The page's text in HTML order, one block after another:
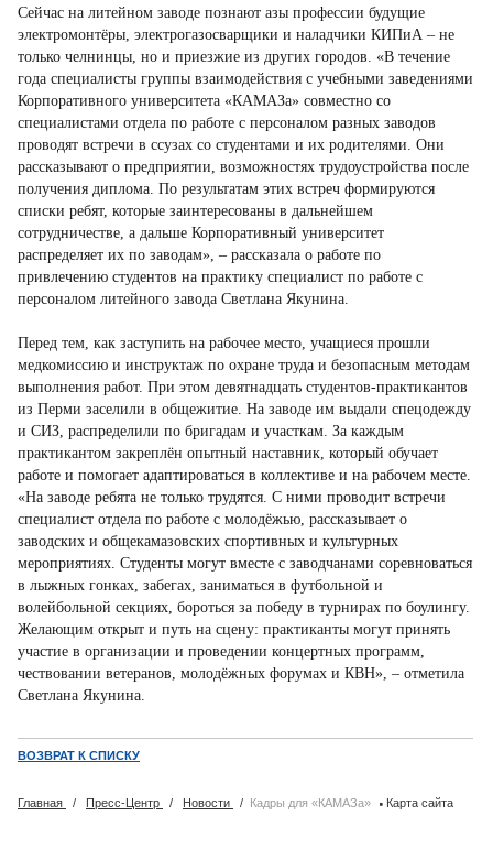
Сейчас на литейном заводе познают азы профессии будущие
электромонтёры, электрогазосварщики и наладчики КИПиА – не
только челнинцы, но и приезжие из других городов. «В течение
года специалисты группы взаимодействия с учебными заведениями
Корпоративного университета «КАМАЗа» совместно со
специалистами отдела по работе с персоналом разных заводов
проводят встречи в ссузах со студентами и их родителями. Они
рассказывают о предприятии, возможностях трудоустройства после
получения диплома. По результатам этих встреч формируются
списки ребят, которые заинтересованы в дальнейшем
сотрудничестве, а дальше Корпоративный университет
распределяет их по заводам», – рассказала о работе по
привлечению студентов на практику специалист по работе с
персоналом литейного завода Светлана Якунина.
Перед тем, как заступить на рабочее место, учащиеся прошли
медкомиссию и инструктаж по охране труда и безопасным методам
выполнения работ. При этом девятнадцать студентов-практикантов
из Перми заселили в общежитие. На заводе им выдали спецодежду
и СИЗ, распределили по бригадам и участкам. За каждым
практикантом закреплён опытный наставник, который обучает
работе и помогает адаптироваться в коллективе и на рабочем месте.
«На заводе ребята не только трудятся. С ними проводит встречи
специалист отдела по работе с молодёжью, рассказывает о
заводских и общекамазовских спортивных и культурных
мероприятиях. Студенты могут вместе с заводчанами соревноваться
в лыжных гонках, забегах, заниматься в футбольной и
волейбольной секциях, бороться за победу в турнирах по боулингу.
Желающим открыт и путь на сцену: практиканты могут принять
участие в организации и проведении концертных программ,
чествовании ветеранов, молодёжных форумах и КВН», – отметила
Светлана Якунина.
ВОЗВРАТ К СПИСКУ
Главная / Пресс-Центр / Новости / Кадры для «КАМАЗа» · Карта сайта